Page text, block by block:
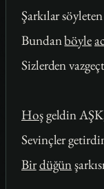
Şarkılar
Bundanböyle
Sizlerden
Hoşgeldin
Sevinçler
Birdüğün